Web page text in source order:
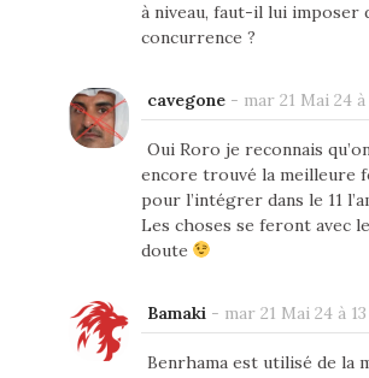
à niveau, faut-il lui imposer
concurrence ?
cavegone- mar 21 Mai 24
Oui Roro je reconnais
encore trouvé la meilleure
pour l’intégrer dans le 11
Les choses se feront avec
doute
Bamaki- mar 21 Mai 24 à
Benrhama est utilisé de la